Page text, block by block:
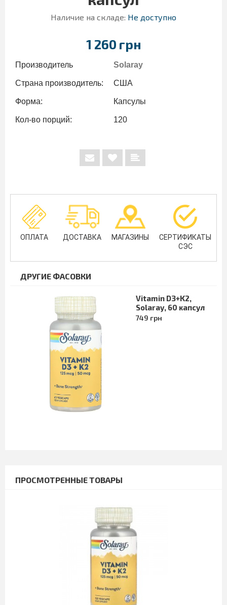
Наличие на складе: Не доступно
1 260 грн
Производитель Solaray
Страна производитель: США
Форма: Капсулы
Кол-во порций: 120
ОПЛАТА ДОСТАВКА МАГАЗИНЫ
СЕРТИФИКАТЫ
СЭС
ДРУГИЕ ФАСОВКИ
Vitamin D3+K2,
Solaray, 60 капсул
749 грн
ПРОСМОТРЕННЫЕ ТОВАРЫ